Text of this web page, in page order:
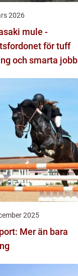
2026
mule -
för tuff
och smarta jobb
2025
Mer än bara